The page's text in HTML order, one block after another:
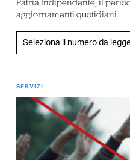
aggiornamenti quotidiani.
SERVIZI